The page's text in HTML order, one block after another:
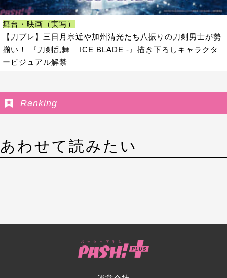
舞台・映画（実写）
【刀ブレ】三日月宗近や加州清光たち八振りの刀剣男士が勢
揃い！ 『刀剣乱舞 – ICE BLADE -』描き下ろしキャラクタ
ービジュアル解禁
Ranking
あわせて読みたい